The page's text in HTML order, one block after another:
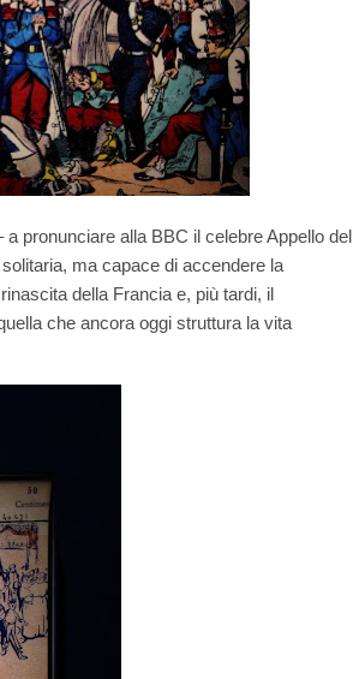
pronunciare alla BBC il celebre Appello del
ma capace di accendere la
della Francia e, più tardi, il
che ancora oggi struttura la vita